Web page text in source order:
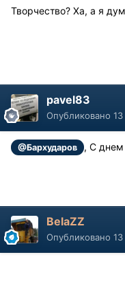
Творчество? Ха, а я
pavel83
Опубликовано
@Бархударов , С
BelaZZ
Опубликовано